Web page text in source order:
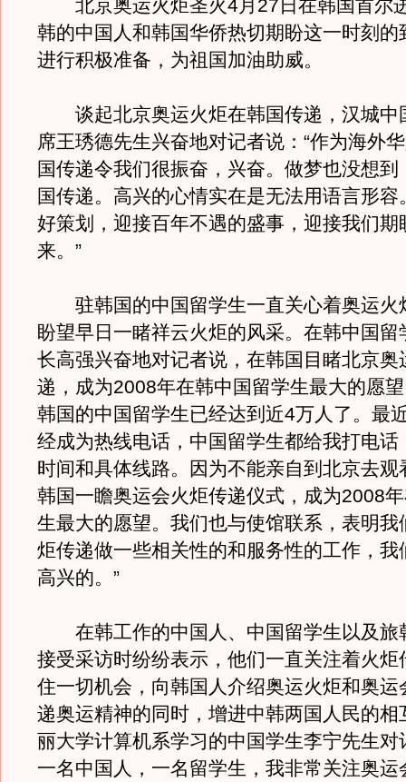
北京奥运火炬圣火4月27日在韩国首尔
韩的中国人和韩国华侨热切期盼这一时刻的
进行积极准备，为祖国加油助威。
谈起北京奥运火炬在韩国传递，汉城中
席王琇德先生兴奋地对记者说：“作为海外
国传递令我们很振奋，兴奋。做梦也没想到
国传递。高兴的心情实在是无法用语言形容
好策划，迎接百年不遇的盛事，迎接我们期
来。”
驻韩国的中国留学生一直关心着奥运火
盼望早日一睹祥云火炬的风采。在韩中国留
长高强兴奋地对记者说，在韩国目睹北京奥
递，成为2008年在韩中国留学生最大的愿
韩国的中国留学生已经达到近4万人了。最
经成为热线电话，中国留学生都给我打电话
时间和具体线路。因为不能亲自到北京去观
韩国一瞻奥运会火炬传递仪式，成为2008
生最大的愿望。我们也与使馆联系，表明我
炬传递做一些相关性的和服务性的工作，我
高兴的。”
在韩工作的中国人、中国留学生以及旅
接受采访时纷纷表示，他们一直关注着火炬
住一切机会，向韩国人介绍奥运火炬和奥运
递奥运精神的同时，增进中韩两国人民的相
丽大学计算机系学习的中国学生李宁先生对
一名中国人，一名留学生，我非常关注奥运